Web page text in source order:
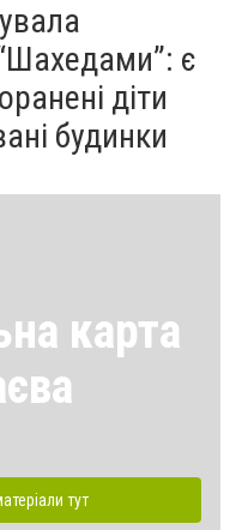
є
діти
будинки
карта
тут